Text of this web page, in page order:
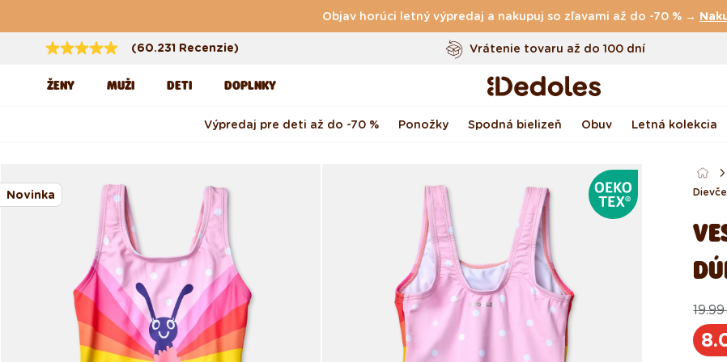
Objav horúci letný výpredaj a nakupuj so zľavami až do -70 % →
(60.231 Recenzie)
Vrátenie tovaru až do 100 dní
Originálny dizajn navrhnutý u nás
Rýchle odoslanie do <48 hod
ŽENY MUŽI DETI DOPLNKY
Výpredaj pre deti až do -70 % Ponožky Spodná bielizeň Obuv Letná kolekcia
Novinka
OEKOTEX®
o produkte
cena
cena